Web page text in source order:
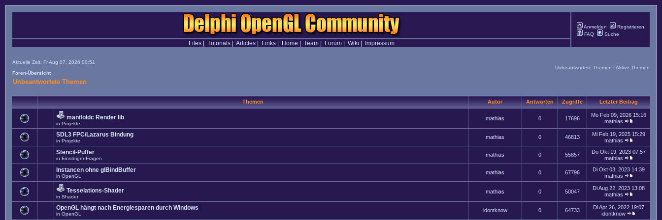
Anmelden
Registrieren
FAQ
Suche
Files| Tutorials| Articles| Links| Home Team| Forum| Wiki Impressum
Aktuelle Zeit: Fr Aug 07, 2026 00:51
Foren-Übersicht
Unbeantwortete Themen | Aktive Themen
Unbeantwortete Themen
Themen Autor Antworten Zugriffe Letzter Beitrag
manifoldc Render lib
in Projekte
mathias 0 17696
Mo Feb 09, 2026 15:16
mathias
SDL3 FPC/Lazarus Bindung
in Projekte
mathias 0 46813
Mi Feb 19, 2025 15:29
mathias
Stencil-Puffer
in Einsteiger-Fragen
mathias 0 55857
Do Okt 19, 2023 07:57
mathias
Instancen ohne glBindBuffer
in OpenGL
mathias 0 67796
Di Okt 03, 2023 14:39
mathias
Tesselations-Shader
in Shader
mathias 0 50047
Di Aug 22, 2023 13:08
mathias
OpenGL hängt nach Energiesparen durch Windows
in OpenGL
idontknow 0 64733
Di Apr 26, 2022 19:07
idontknow